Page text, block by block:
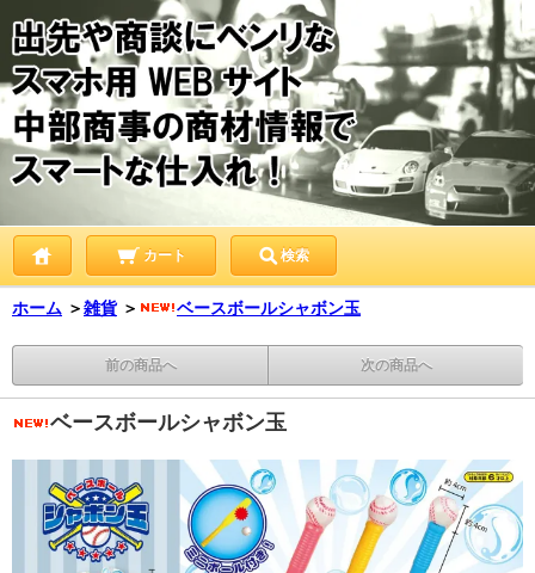
カート 検索
ホーム ＞雑貨 ＞ ベースボールシャボン玉
前の商品へ 次の商品へ
ベースボールシャボン玉